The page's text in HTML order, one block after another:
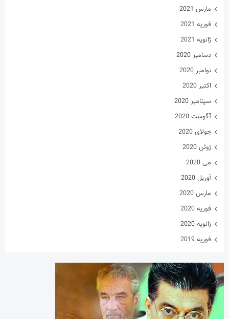
مارس 2021
فوریه 2021
ژانویه 2021
دسامبر 2020
نوامبر 2020
اکتبر 2020
سپتامبر 2020
آگوست 2020
جولای 2020
ژوئن 2020
می 2020
آوریل 2020
مارس 2020
فوریه 2020
ژانویه 2020
فوریه 2019